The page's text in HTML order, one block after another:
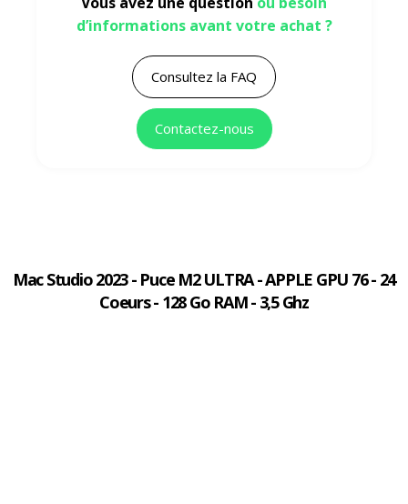
d’informations avant votre achat ?
Consultez la FAQ
Contactez-nous
Mac Studio 2023 - Puce M2 ULTRA - APPLE GPU 76 - 24
Coeurs - 128 Go RAM - 3,5 Ghz